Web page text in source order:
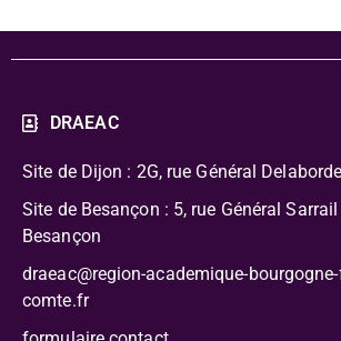
DRAEAC
Site de Dijon : 2G, rue Général Delaborde
Site de Besançon : 5, rue Général
Besançon
draeac@region-academique-
comte.fr